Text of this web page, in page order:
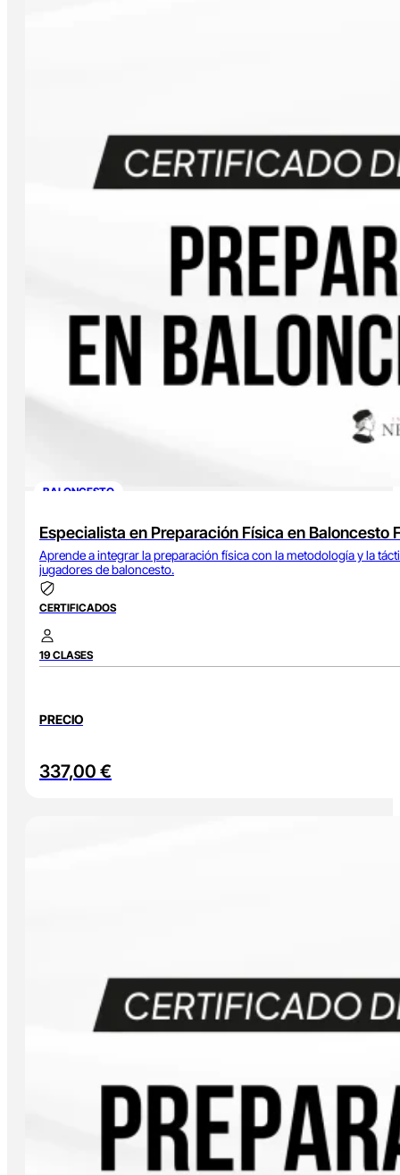
BALONCESTO
Especialista en Preparación Física en Baloncesto
Aprende a integrar la preparación física con la metodología y la
jugadores de baloncesto.
CERTIFICADOS
19 CLASES
PRECIO
337,00 €